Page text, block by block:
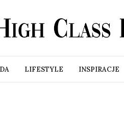
LIFESTYLE INSPIRACJE